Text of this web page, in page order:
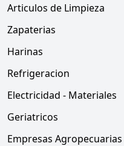
Articulos de Limpieza
Zapaterias
Harinas
Refrigeracion
Electricidad - Materiales
Geriatricos
Empresas Agropecuarias